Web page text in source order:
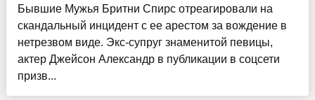
Бывшие Мужья Бритни Спирс отреагировали на
скандальный инцидент с ее арестом за вождение в
нетрезвом виде. Экс-супруг знаменитой певицы,
актер Джейсон Александр в публикации в соцсети
призв...